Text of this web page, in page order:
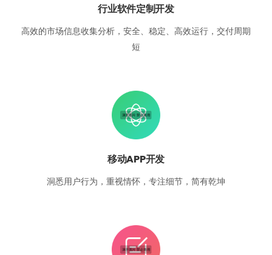
行业软件定制开发
高效的市场信息收集分析，安全、稳定、高效运行，交付周期
短
移动APP开发
洞悉用户行为，重视情怀，专注细节，简有乾坤